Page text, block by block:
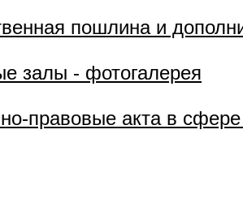
пошлина и
залы - фотогалерея
правовые акта в сфере